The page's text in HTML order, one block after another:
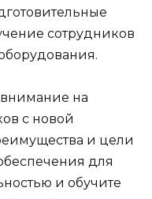
сотрудников
на
с новой
и цели
для
и обучите